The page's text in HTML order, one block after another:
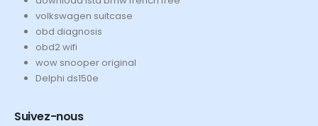
volkswagen suitcase
obd diagnosis
obd2 wifi
wow snooper original
Delphi ds150e
Suivez-nous